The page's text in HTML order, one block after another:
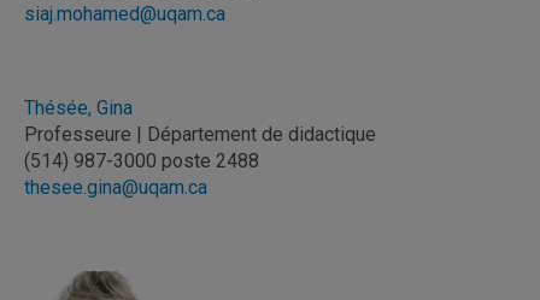
siaj.mohamed@uqam.ca
Thésée, Gina
Professeure | Département de didactique
(514) 987-3000 poste 2488
thesee.gina@uqam.ca